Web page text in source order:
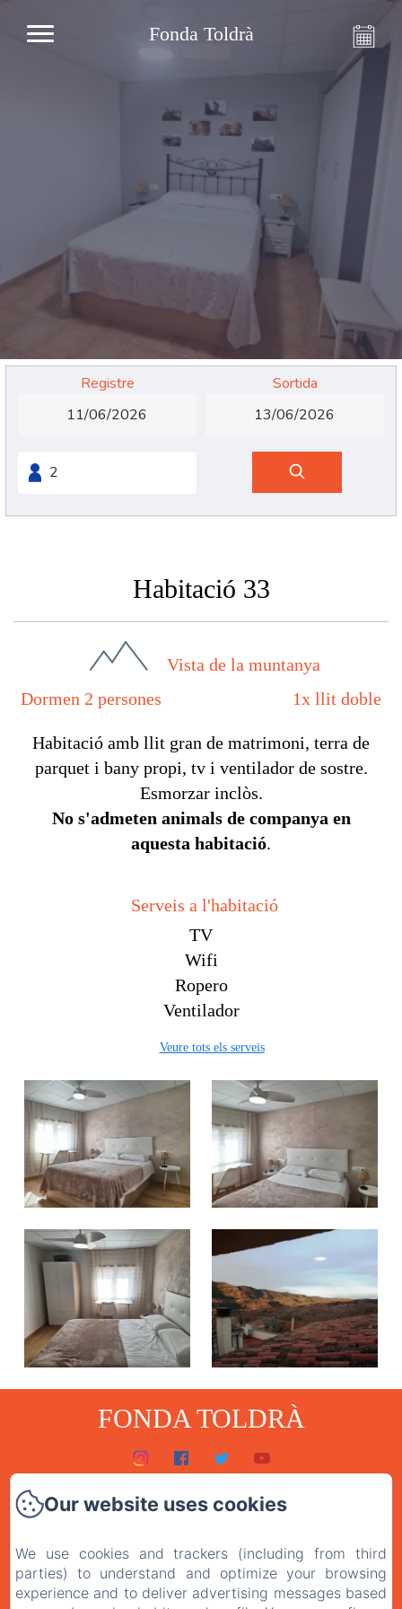
Fonda Toldrà
Registre Sortida
Habitació 33
Vista de la muntanya
Dormen 2 persones
1x llit doble
Habitació amb llit gran de matrimoni, terra de
parquet i bany propi, tv i ventilador de sostre.
Esmorzar inclòs.
No s'admeten animals de companya en
aquesta habitació.
Serveis a l'habitació
TV
Wifi
Ropero
Ventilador
Veure tots els serveis
FONDA TOLDRÀ
El restaurant
Contacte
Our website uses cookies
We use cookies and trackers (including from third
parties) to understand and optimize your browsing
experience and to deliver advertising messages based